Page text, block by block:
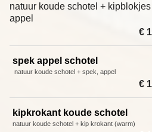
natuur koude schotel +
appel
€
spek appel schotel
natuur koude schotel + spek, appel
€
kipkrokant koude schotel
natuur koude schotel + kip krokant (warm)